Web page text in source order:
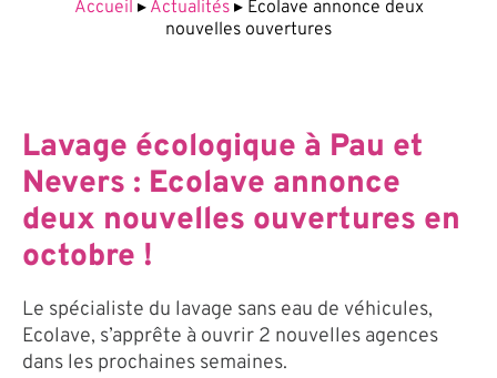
Accueil ▸ Actualités▸ Ecolave annonce deux
nouvelles ouvertures
Lavage écologique à Pau et
Nevers : Ecolave annonce
deux nouvelles ouvertures en
octobre !
Le spécialiste du lavage sans eau de véhicules,
Ecolave, s’apprête à ouvrir 2 nouvelles agences
dans les prochaines semaines.